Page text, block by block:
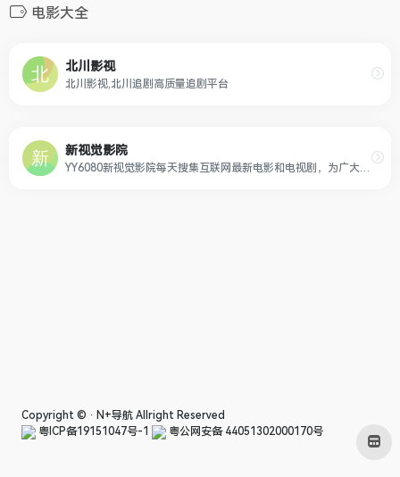
电影大全
北川影视
北川影视,北川追剧高质量追剧平台
新视觉影院
Copyright © · N+导航 Allright Reserved
粤ICP备19151047号-1
粤公网安备 44051302000170号